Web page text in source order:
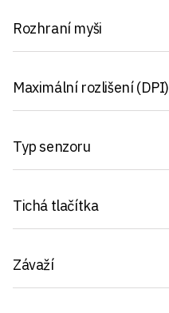
Rozhraní myši
Maximální rozlišení (DPI)
Typ senzoru
Tichá tlačítka
Závaží